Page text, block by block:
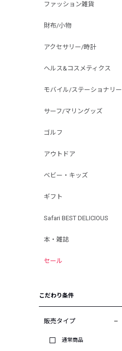
ファッション雑貨
財布/小物
アクセサリー/時計
ヘルス&コスメティクス
モバイル/ステーショナリー
サーフ/マリングッズ
ゴルフ
アウトドア
ベビー・キッズ
ギフト
Safari BEST DELICIOUS
本・雑誌
セール
こだわり条件
販売タイプ
通常商品